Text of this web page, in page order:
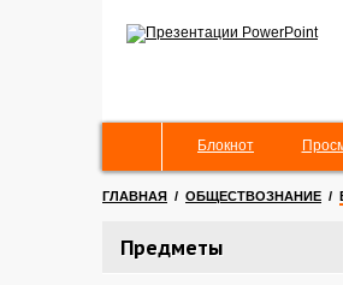
Блокнот
ГЛАВНАЯ / ОБЩЕСТВОЗНАНИЕ /
Предметы